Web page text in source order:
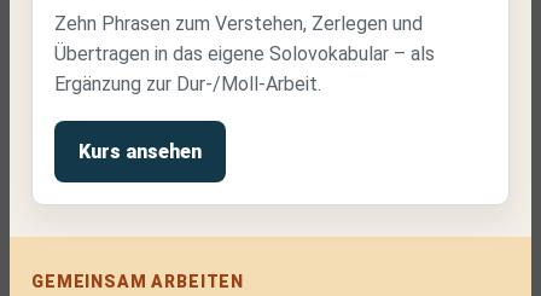
Zehn Phrasen zum Verstehen, Zerlegen und
Übertragen in das eigene Solovokabular – als
Ergänzung zur Dur-/Moll-Arbeit.
Kurs ansehen
GEMEINSAM ARBEITEN